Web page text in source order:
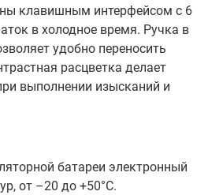
клавишным интерфейсом с 6
в холодное время. Ручка в
удобно переносить
расцветка делает
выполнении изысканий и
батареи электронный
от –20 до +50°С.